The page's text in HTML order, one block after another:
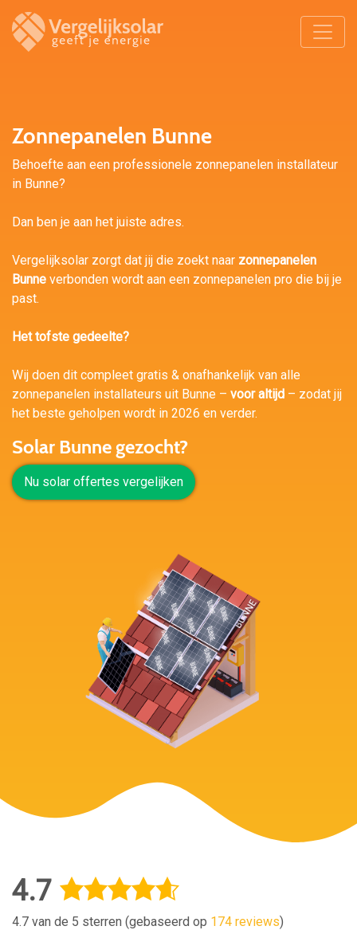
Zonnepanelen Bunne
Behoefte aan een professionele zonnepanelen installateur
in Bunne?
Dan ben je aan het juiste adres.
Vergelijksolar zorgt dat jij die zoekt naar zonnepanelen
Bunne verbonden wordt aan een zonnepanelen pro die bij je
past.
Het tofste gedeelte?
Wij doen dit compleet gratis & onafhankelijk van alle
zonnepanelen installateurs uit Bunne – voor altijd – zodat jij
het beste geholpen wordt in 2026 en verder.
Solar Bunne gezocht?
Nu solar offertes vergelijken
4.7
4.7 van de 5 sterren (gebaseerd op 174 reviews)